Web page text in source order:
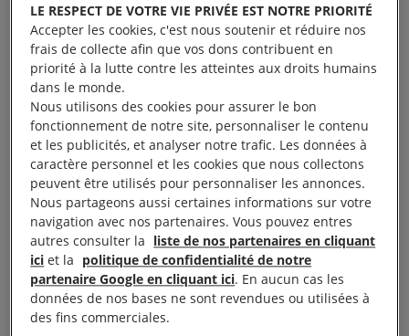
gouvernement se sont rendus, révèle une nouvelle
enquête d’Amnesty International.
Ces homicides se sont déroulés dans le village de
Kahor, dans le district de Khidir, le 30 août. Onze
des victimes étaient d’anciens membres des Forces
de sécurité et de défense nationale afghanes
(ANDSF) et les deux autres étaient des civils.
Selon des témoins interrogés par Amnesty
International, les talibans ont exécuté
sommairement neuf membres des ANDSF alors
qu’ils s’étaient rendus, et ces homicides pourraient
LE RESPECT DE VOTRE VIE PRIVÉE EST NOTRE PRIORITÉ
Accepter les cookies, c'est nous soutenir et réduire nos
frais de collecte afin que vos dons contribuent en
priorité à la lutte contre les atteintes aux droits humains
dans le monde.
Nous utilisons des cookies pour assurer le bon
fonctionnement de notre site, personnaliser le contenu
et les publicités, et analyser notre trafic. Les données à
caractère personnel et les cookies que nous collectons
peuvent être utilisés pour personnaliser les annonces.
Nous partageons aussi certaines informations sur votre
navigation avec nos partenaires. Vous pouvez entres
autres consulter la liste de nos partenaires en cliquant
ici et la politique de confidentialité de notre
partenaire Google en cliquant ici. En aucun cas les
données de nos bases ne sont revendues ou utilisées à
des fins commerciales.